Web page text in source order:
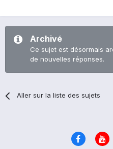
Archivé
Ce sujet est désormais
de nouvelles réponses.
Aller sur la liste des sujets